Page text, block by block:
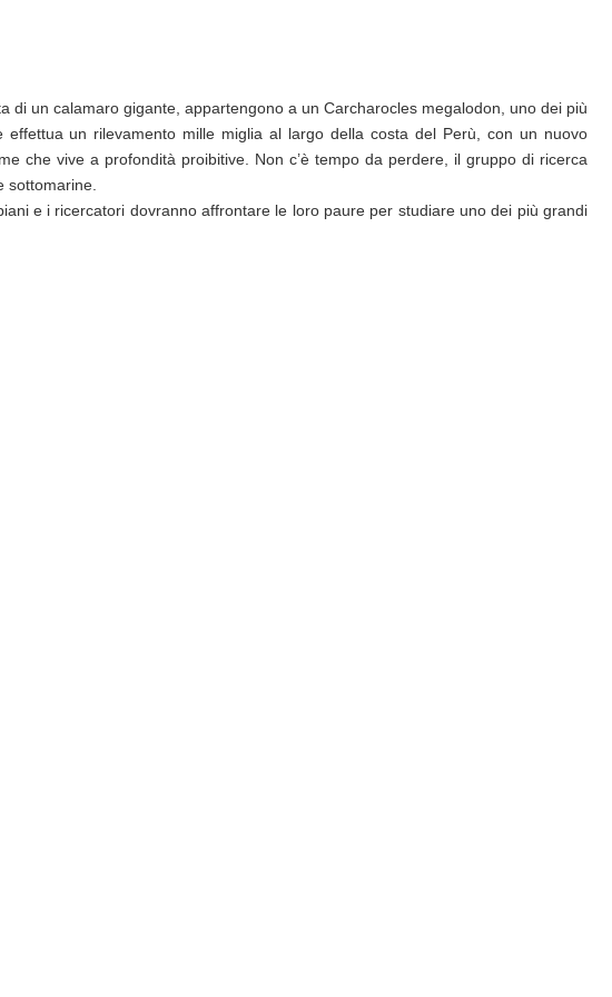
un calamaro gigante, appartengono a un Carcharocles megalodon, uno dei più
un rilevamento mille miglia al largo della costa del Perù, con un nuovo
che vive a profondità proibitive. Non c’è tempo da perdere, il gruppo di ricerca
sottomarine.
e i ricercatori dovranno affrontare le loro paure per studiare uno dei più grandi